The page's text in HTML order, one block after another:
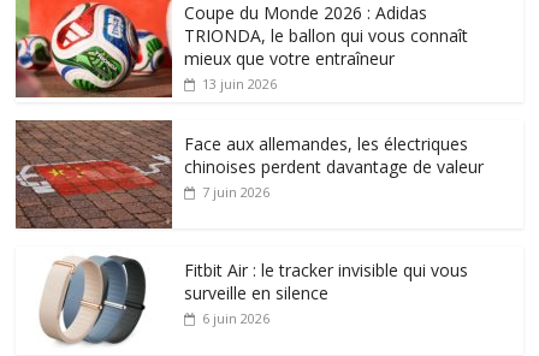
Coupe du Monde 2026 : Adidas
TRIONDA, le ballon qui vous connaît
mieux que votre entraîneur
13 juin 2026
Face aux allemandes, les électriques
chinoises perdent davantage de valeur
7 juin 2026
Fitbit Air : le tracker invisible qui vous
surveille en silence
6 juin 2026